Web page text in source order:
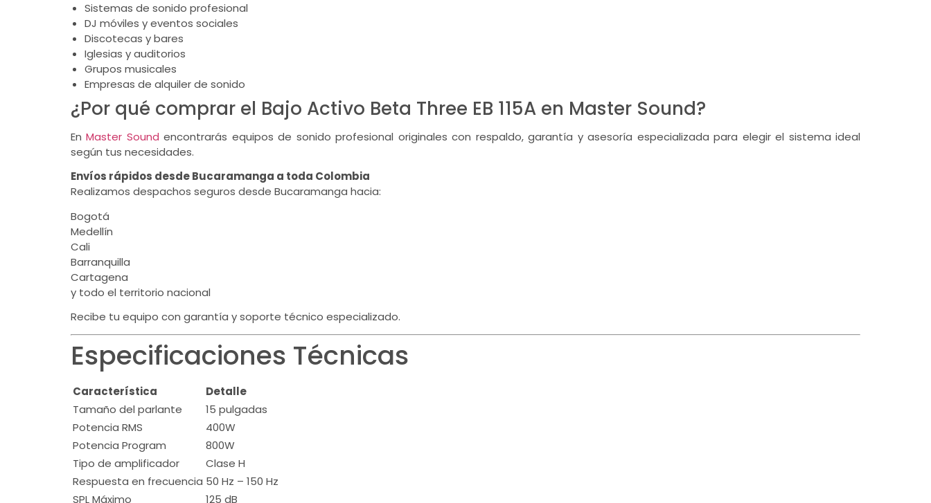
Sistemas de sonido profesional
DJ móviles y eventos sociales
Discotecas y bares
Iglesias y auditorios
Grupos musicales
Empresas de alquiler de sonido
¿Por qué comprar el Bajo Activo Beta Three EB 115A en Master Sound?
EnMaster Sound encontrarás equipos de sonido profesional originales con respaldo, garantía y asesoría especializada para elegir el sistema ideal
según tus necesidades.
Envíos rápidos desde Bucaramanga a toda Colombia
Realizamos despachos seguros desde Bucaramanga hacia:
Bogotá
Medellín
Cali
Barranquilla
Cartagena
y todo el territorio nacional
Recibe tu equipo con garantía y soporte técnico especializado.
Especificaciones Técnicas
Característica
Detalle
Tamaño del parlante
15 pulgadas
Potencia RMS
400W
Potencia Program
800W
Tipo de amplificador
Clase H
Respuesta en frecuencia 50 Hz – 150 Hz
SPL Máximo
125 dB